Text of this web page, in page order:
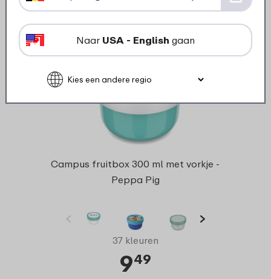
Campus fruitbox 300 ml met vorkje -
Peppa Pig
37 kleuren
949
Naar USA - English gaan